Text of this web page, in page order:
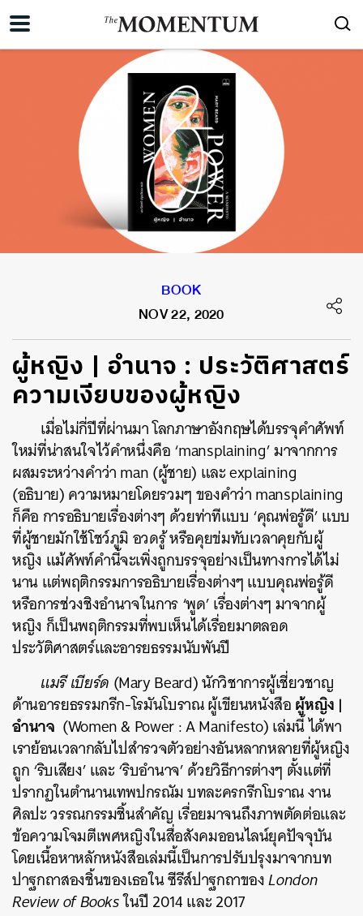
BOOK
NOV 22, 2020
ผู้หญิง | อำนาจ : ประวัติศาสตร์
ความเงียบของผู้หญิง
เมื่อไม่กี่ปีที่ผ่านมา โลกภาษาอังกฤษได้บรรจุคำศัพท์
ใหม่ที่น่าสนใจไว้คำหนึ่งคือ ‘mansplaining’ มาจากการ
ผสมระหว่างคำว่า man (ผู้ชาย) และ explaining
(อธิบาย) ความหมายโดยรวมๆ ของคำว่า mansplaining
ก็คือ การอธิบายเรื่องต่างๆ ด้วยท่าทีแบบ ‘คุณพ่อรู้ดี’ แบบ
ที่ผู้ชายมักใช้โชว์ภูมิ อวดรู้ หรือคุยข่มทับเวลาคุยกับผู้
หญิง แม้ศัพท์คำนี้จะเพิ่งถูกบรรจุอย่างเป็นทางการได้ไม่
นาน แต่พฤติกรรมการอธิบายเรื่องต่างๆ แบบคุณพ่อรู้ดี
หรือการช่วงชิงอำนาจในการ ‘พูด’ เรื่องต่างๆ มาจากผู้
หญิง ก็เป็นพฤติกรรมที่พบเห็นได้เรื่อยมาตลอด
ประวัติศาสตร์และอารยธรรมนับพันปี
แมรี เบียร์ด (Mary Beard) นักวิชาการผู้เชี่ยวชาญ
ด้านอารยธรรมกรีก-โรมันโบราณ ผู้เขียนหนังสือผู้หญิง |
อำนาจ (Women & Power : A Manifesto) เล่มนี้ ได้พา
เราย้อนเวลากลับไปสำรวจตัวอย่างอันหลากหลายที่ผู้หญิง
ถูก ‘ริบเสียง’ และ ‘ริบอำนาจ’ ด้วยวิธีการต่างๆ ตั้งแต่ที่
ปรากฏในตำนานเทพปกรณัม บทละครกรีกโบราณ งาน
ศิลปะ วรรณกรรมชิ้นสำคัญ เรื่อยมาจนถึงภาพตัดต่อและ
ข้อความโจมตีเพศหญิงในสื่อสังคมออนไลน์ยุคปัจจุบัน
โดยเนื้อหาหลักหนังสือเล่มนี้เป็นการปรับปรุงมาจากบท
ปาฐกถาสองชิ้นของเธอใน ซีรีส์ปาฐกถาของLondon
Review of Booksในปี 2014 และ 2017